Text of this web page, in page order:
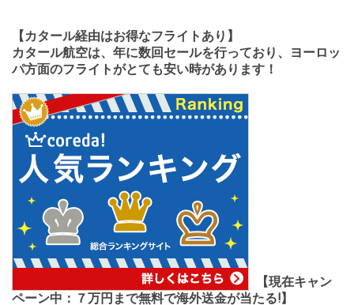
【カタール経由はお得なフライトあり】
カタール航空は、年に数回セールを行っており、ヨーロッ
パ方面のフライトがとても安い時があります！
【現在キャン
ペーン中：７万円まで無料で海外送金が当たる!】